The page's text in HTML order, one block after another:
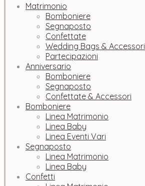
Matrimonio
Bomboniere
Segnaposto
Confettate
Wedding Bags & Accessori
Partecipazioni
Anniversario
Bomboniere
Segnaposto
Confettate & Accessori
Bomboniere
Linea Matrimonio
Linea Baby
Linea Eventi Vari
Segnaposto
Linea Matrimonio
Linea Baby
Confetti